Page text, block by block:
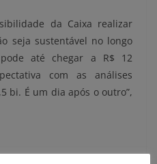
da Caixa realizar
seja sustentável no longo
até chegar a R$ 12
com as análises
bi. É um dia após o outro”,